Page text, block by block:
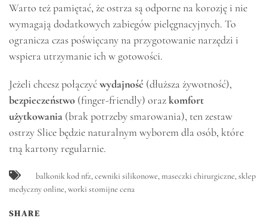
Warto też pamiętać, że ostrza są odporne na korozję i nie
wymagają dodatkowych zabiegów pielęgnacyjnych. To
ogranicza czas poświęcany na przygotowanie narzędzi i
wspiera utrzymanie ich w gotowości.
Jeżeli chcesz połączyćwydajność (dłuższa żywotność),
bezpieczeństwo (finger-friendly) orazkomfort
użytkowania (brak potrzeby smarowania), ten zestaw
ostrzy Slice będzie naturalnym wyborem dla osób, które
tną kartony regularnie.
balkonik kod nfz,cewniki silikonowe,maseczki chirurgiczne,sklep
medyczny online,worki stomijne cena
SHARE